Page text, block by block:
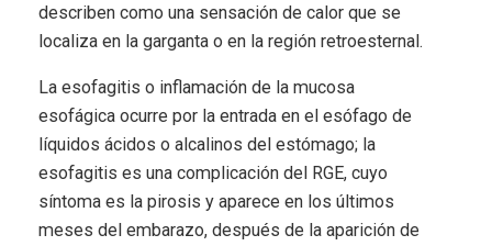
describen como una sensación de calor que se
localiza en la garganta o en la región retroesternal.
La esofagitis o inflamación de la mucosa
esofágica ocurre por la entrada en el esófago de
líquidos ácidos o alcalinos del estómago; la
esofagitis es una complicación del RGE, cuyo
síntoma es la pirosis y aparece en los últimos
meses del embarazo, después de la aparición de